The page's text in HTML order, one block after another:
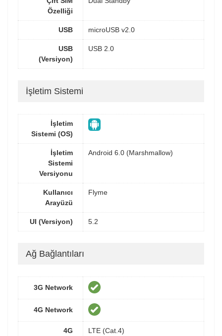
Özelliği
USB microUSB v2.0
USB
(Versiyon)
USB 2.0
İşletim Sistemi
İşletim
Sistemi (OS)
İşletim
Sistemi
Versiyonu
Android 6.0 (Marshmallow)
Kullanıcı
Arayüzü
Flyme
UI (Versiyon) 5.2
Ağ Bağlantıları
3G Network
4G Network
4G
LTE (Cat.4)